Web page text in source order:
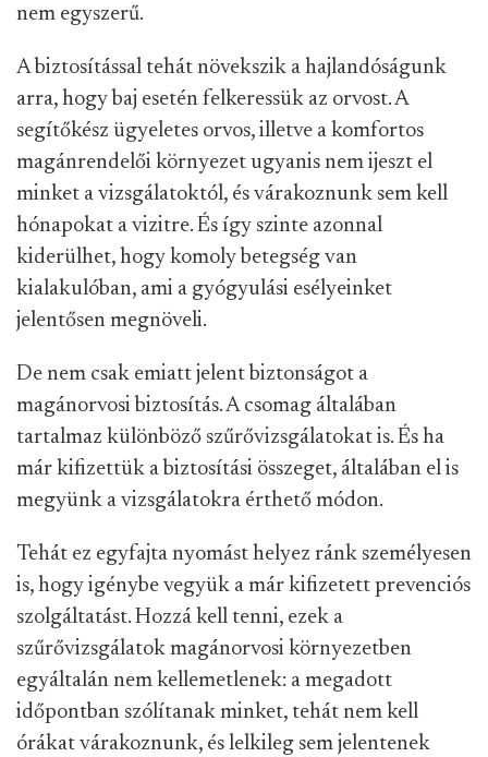
nem egyszerű.
A biztosítással tehát növekszik a hajlandóságunk
arra, hogy baj esetén felkeressük az orvost. A
segítőkész ügyeletes orvos, illetve a komfortos
magánrendelői környezet ugyanis nem ijeszt el
minket a vizsgálatoktól, és várakoznunk sem kell
hónapokat a vizitre. És így szinte azonnal
kiderülhet, hogy komoly betegség van
kialakulóban, ami a gyógyulási esélyeinket
jelentősen megnöveli.
De nem csak emiatt jelent biztonságot a
magánorvosi biztosítás. A csomag általában
tartalmaz különböző szűrővizsgálatokat is. És ha
már kifizettük a biztosítási összeget, általában el is
megyünk a vizsgálatokra érthető módon.
Tehát ez egyfajta nyomást helyez ránk személyesen
is, hogy igénybe vegyük a már kifizetett prevenciós
szolgáltatást. Hozzá kell tenni, ezek a
szűrővizsgálatok magánorvosi környezetben
egyáltalán nem kellemetlenek: a megadott
időpontban szólítanak minket, tehát nem kell
órákat várakoznunk, és lelkileg sem jelentenek